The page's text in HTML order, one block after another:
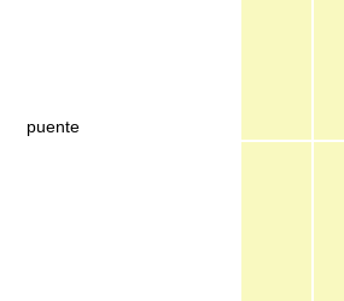
puente